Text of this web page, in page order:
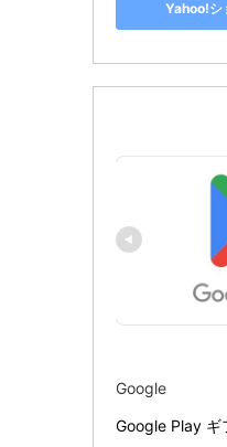
Yahoo!シ
Google
Google Play ギ